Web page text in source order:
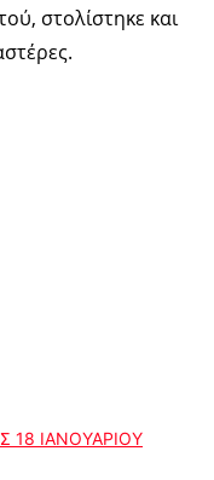
στολίστηκε και
18 ΙΑΝΟΥΑΡΙΟΥ